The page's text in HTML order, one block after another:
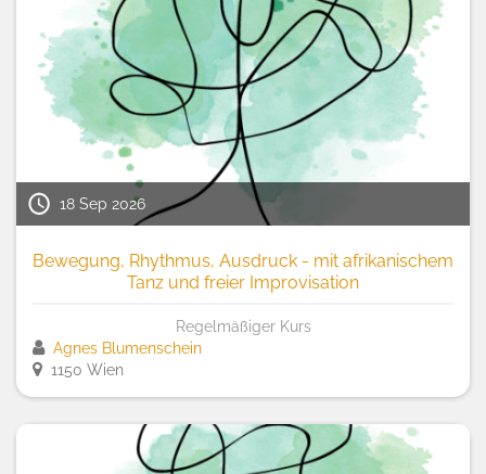
18 Sep 2026
Bewegung, Rhythmus, Ausdruck - mit afrikanischem
Tanz und freier Improvisation
Regelmäßiger Kurs
Agnes Blumenschein
1150 Wien